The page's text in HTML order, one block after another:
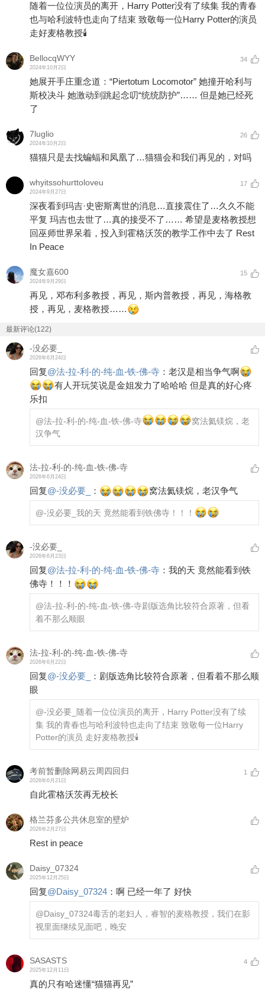
随着一位位演员的离开，Harry Potter没有了续集 我的青春
也与哈利波特也走向了结束 致敬每一位Harry Potter的演员
走好麦格教授🕯
BellocqWYY
2024年10月2日
34
她展开手庄重念道：“Piertotum Locomotor” 她撞开哈利与
斯校决斗 她激动到跳起念叨“统统防护”…… 但是她已经死
了
7luglio
2024年10月2日
26
猫猫只是去找蝙蝠和凤凰了…猫猫会和我们再见的，对吗
whyitssohurttoloveu
2024年9月27日
17
深夜看到玛吉·史密斯离世的消息…直接震住了…久久不能
平复 玛吉也去世了…真的接受不了…… 希望是麦格教授想
回巫师世界呆着，投入到霍格沃茨的教学工作中去了 Rest
In Peace
魔女嘉600
2024年9月29日
15
再见，邓布利多教授，再见，斯内普教授，再见，海格教
授，再见，麦格教授……
最新评论(122)
-没必要_
2026年6月24日
回复@法-拉-利-的-纯-血-铁-佛-寺 ： 老汉是相当争气啊
有人开玩笑说是金姐发力了哈哈哈 但是真的好心疼
乐扣
@法-拉-利-的-纯-血-铁-佛-寺
窝法氦镁烷，老
汉争气
法-拉-利-的-纯-血-铁-佛-寺
2026年6月24日
回复@-没必要_ ： 窝法氦镁烷，老汉争气
@-没必要_ 我的天 竟然能看到铁佛寺！！！
-没必要_
2026年6月23日
回复@法-拉-利-的-纯-血-铁-佛-寺 ： 我的天 竟然能看到铁
佛寺！！！
@法-拉-利-的-纯-血-铁-佛-寺剧版选角比较符合原著，但看
着不那么顺眼
法-拉-利-的-纯-血-铁-佛-寺
2026年6月22日
回复@-没必要_ ： 剧版选角比较符合原著，但看着不那么顺
眼
@-没必要_ 随着一位位演员的离开，Harry Potter没有了续
集 我的青春也与哈利波特也走向了结束 致敬每一位Harry
Potter的演员 走好麦格教授🕯
考前暂删除网易云周四回归
2026年6月21日
1
自此霍格沃茨再无校长
格兰芬多公共休息室的壁炉
2026年2月27日
Rest in peace
Daisy_07324
2025年12月25日
回复@Daisy_07324 ： 啊 已经一年了 好快
@Daisy_07324毒舌的老妇人，睿智的麦格教授，我们在影
视里面继续见面吧，晚安
SASASTS
2025年12月11日
4
真的只有哈迷懂“猫猫再见”